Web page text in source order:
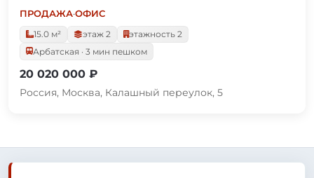
ПРОДАЖА·ОФИС
15.0 м²
этаж 2
этажность 2
Арбатская · 3 мин пешком
20 020 000 ₽
Россия, Москва, Калашный переулок, 5